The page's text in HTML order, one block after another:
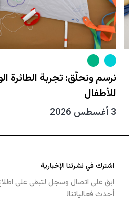
نرسم ونحلّق: تجربة الطائرة
للأطفال
3 أغسطس 2026
اشترك في نشرتنا الإخبارية
ابق على اتصال وسجل لتبقى على
أحدث فعالياتنا!